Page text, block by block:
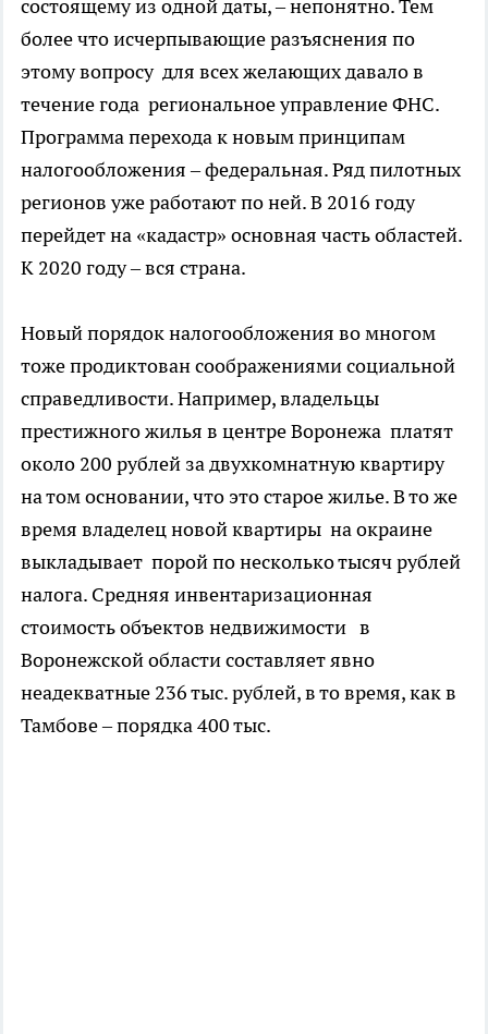
состоящему из одной даты, – непонятно. Тем
более что исчерпывающие разъяснения по
этому вопросу для всех желающих давало в
течение года региональное управление ФНС.
Программа перехода к новым принципам
налогообложения – федеральная. Ряд пилотных
регионов уже работают по ней. В 2016 году
перейдет на «кадастр» основная часть областей.
К 2020 году – вся страна.
Новый порядок налогообложения во многом
тоже продиктован соображениями социальной
справедливости. Например, владельцы
престижного жилья в центре Воронежа платят
около 200 рублей за двухкомнатную квартиру
на том основании, что это старое жилье. В то же
время владелец новой квартиры на окраине
выкладывает порой по несколько тысяч рублей
налога. Средняя инвентаризационная
стоимость объектов недвижимости в
Воронежской области составляет явно
неадекватные 236 тыс. рублей, в то время, как в
Тамбове – порядка 400 тыс.